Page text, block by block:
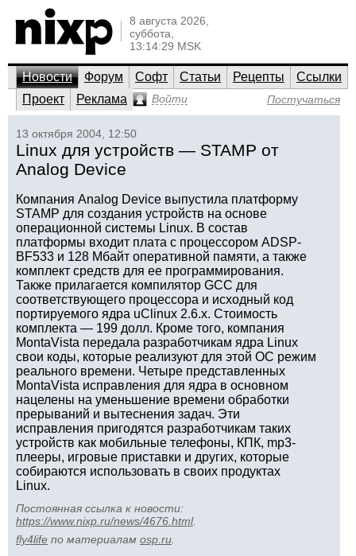
8 августа 2026,
суббота,
13:14:29 MSK
Новости Форум Софт Статьи Рецепты
Ссылки
Проект
Реклама Войти Постучаться
13 октября 2004, 12:50
Linux для устройств — STAMP от
Analog Device
Компания Analog Device выпустила платформу
STAMP для создания устройств на основе
операционной системы Linux. В состав
платформы входит плата с процессором ADSP-
BF533 и 128 Мбайт оперативной памяти, а также
комплект средств для ее программирования.
Также прилагается компилятор GCC для
соответствующего процессора и исходный код
портируемого ядра uClinux 2.6.x. Стоимость
комплекта — 199 долл. Кроме того, компания
MontaVista передала разработчикам ядра Linux
свои коды, которые реализуют для этой ОС режим
реального времени. Четыре представленных
MontaVista исправления для ядра в основном
нацелены на уменьшение времени обработки
прерываний и вытеснения задач. Эти
исправления пригодятся разработчикам таких
устройств как мобильные телефоны, КПК, mp3-
плееры, игровые приставки и других, которые
собираются использовать в своих продуктах
Linux.
Постоянная ссылка к новости:
https://www.nixp.ru/news/4676.html.
fly4life по материалам osp.ru